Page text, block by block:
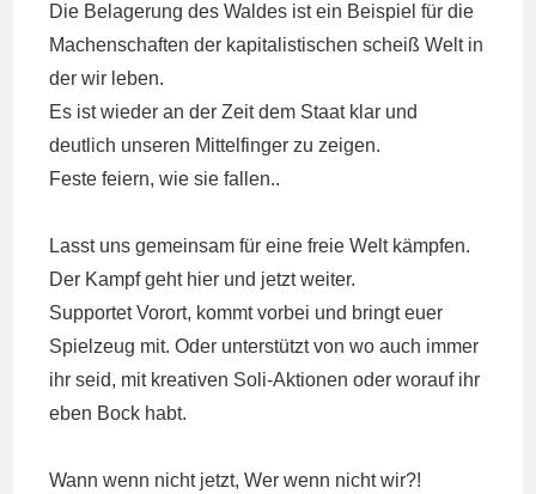
Die Belagerung des Waldes ist ein Beispiel für die
Machenschaften der kapitalistischen scheiß Welt in
der wir leben.
Es ist wieder an der Zeit dem Staat klar und
deutlich unseren Mittelfinger zu zeigen.
Feste feiern, wie sie fallen..
Lasst uns gemeinsam für eine freie Welt kämpfen.
Der Kampf geht hier und jetzt weiter.
Supportet Vorort, kommt vorbei und bringt euer
Spielzeug mit. Oder unterstützt von wo auch immer
ihr seid, mit kreativen Soli-Aktionen oder worauf ihr
eben Bock habt.
Wann wenn nicht jetzt, Wer wenn nicht wir?!